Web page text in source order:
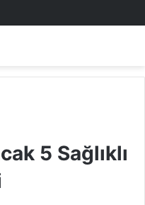
5 Sağlıklı